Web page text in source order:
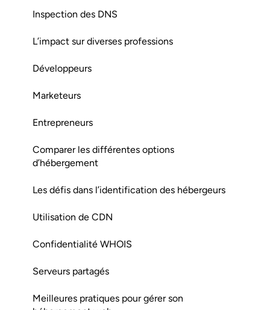
Inspection des DNS
L’impact sur diverses professions
Développeurs
Marketeurs
Entrepreneurs
Comparer les différentes options
d’hébergement
Les défis dans l’identification des hébergeurs
Utilisation de CDN
Confidentialité WHOIS
Serveurs partagés
Meilleures pratiques pour gérer son